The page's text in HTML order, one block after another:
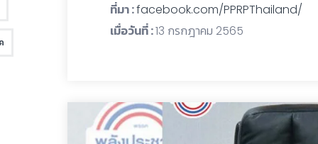
ที่มา :facebook.com/PPRPThailand/
เมื่อวันที่ :13 กรกฎาคม 2565